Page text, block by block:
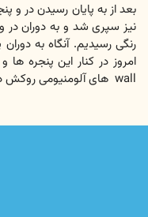
بعد از به پایان رسیدن در و
نیز سپری شد و به دوران در
رنگی رسیدیم. آنگاه به
wall های آلومنیومی روکش دار به زیبایی ویلاها بسیار کمک می‌کند.